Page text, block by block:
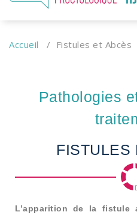
Accueil / Fistules et Abcès
Pathologies
FISTULES
L’apparition de la fistule